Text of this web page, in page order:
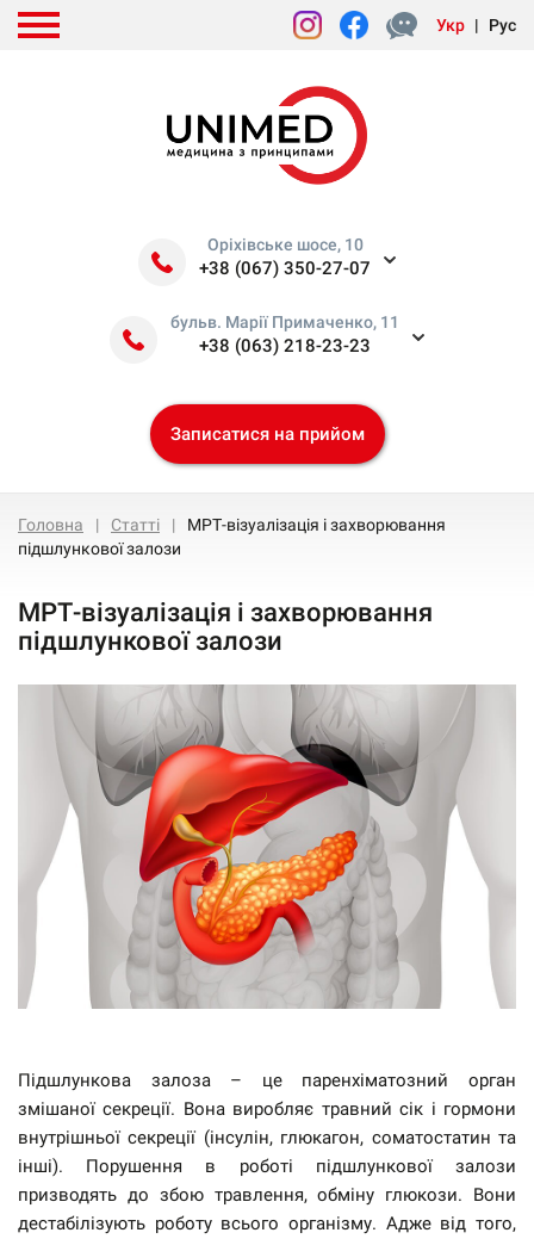
Укр | Рус
Оріхівське шосе, 10
+38 (067) 350-27-07
бульв. Марії Примаченко, 11
+38 (063) 218-23-23
Записатися на прийом
Головна Статті
МРТ-візуалізація і захворювання
підшлункової залози
МРТ-візуалізація і захворювання
підшлункової залози
Підшлункова залоза – це паренхіматозний орган
змішаної секреції. Вона виробляє травний сік і гормони
внутрішньої секреції (інсулін, глюкагон, соматостатин та
інші). Порушення в роботі підшлункової залози
призводять до збою травлення, обміну глюкози. Вони
дестабілізують роботу всього організму. Адже від того,